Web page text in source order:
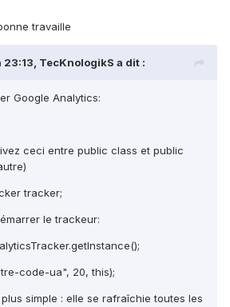
travaille
23:13, TecKnologikS a dit :
Google Analytics:
ceci entre public class et public
tracker;
le trackeur:
code-ua", 20, this);
simple : elle se rafraîchie toutes les